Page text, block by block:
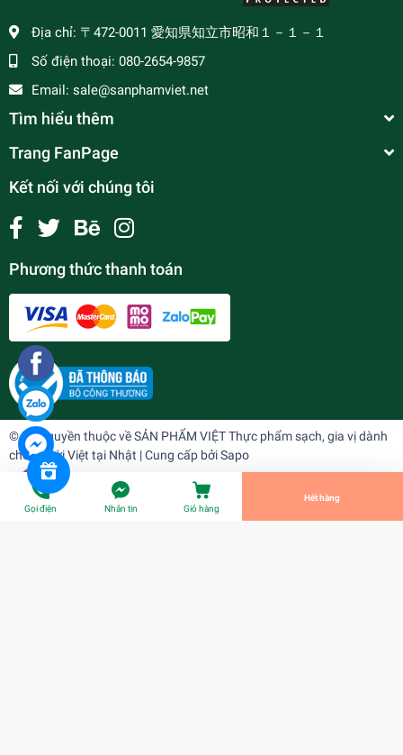
Địa chỉ: 〒472-0011 愛知県知立市昭和１－１－１
Số điện thoại: 080-2654-9857
Email: sale@sanphamviet.net
Tìm hiểu thêm
Trang FanPage
Kết nối với chúng tôi
Phương thức thanh toán
© Bản quyền thuộc vềSẢN PHẨM VIỆT Thực phẩm sạch, gia vị dành
cho người Việt tại Nhật | Cung cấp bởiSapo
¥0
undefined
Tiến Hành Thanh Toán
Gọi điện Nhắn tin Giỏ hàng
Hết hàng